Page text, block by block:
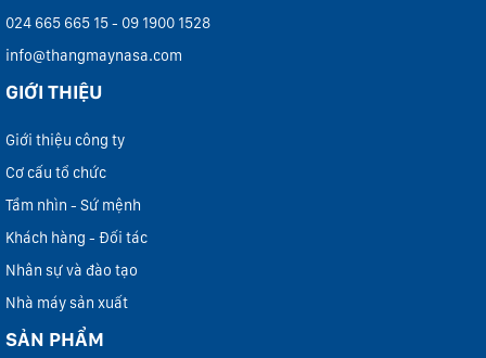
024 665 665 15 - 09 1900 1528
info@thangmaynasa.com
GIỚI THIỆU
Giới thiệu công ty
Cơ cấu tổ chức
Tầm nhìn - Sứ mệnh
Khách hàng - Đối tác
Nhân sự và đào tạo
Nhà máy sản xuất
SẢN PHẨM